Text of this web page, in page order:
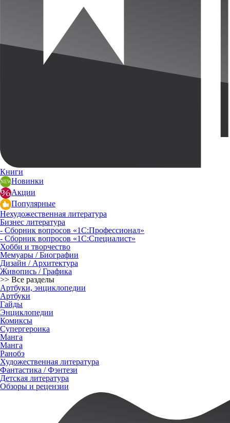
Книги
Новинки
Акции
Популярные
Нехудожественная литература
Бизнес литература
- Сборник вопросов «1С:Профессионал»
- Сборник вопросов «1С:Специалист»
Хобби и творчество
Мемуары / Биографии
Дизайн / Архитектура
Живопись / Графика
>> Все разделы
Артбуки, энциклопедии
Артбуки
Гайды
Энциклопедии
Комиксы
Супергероика
Манга
Манга
Ранобэ
Художественная литература
Фантастика / Фэнтези
Детская литература
Обзоры и рецензии